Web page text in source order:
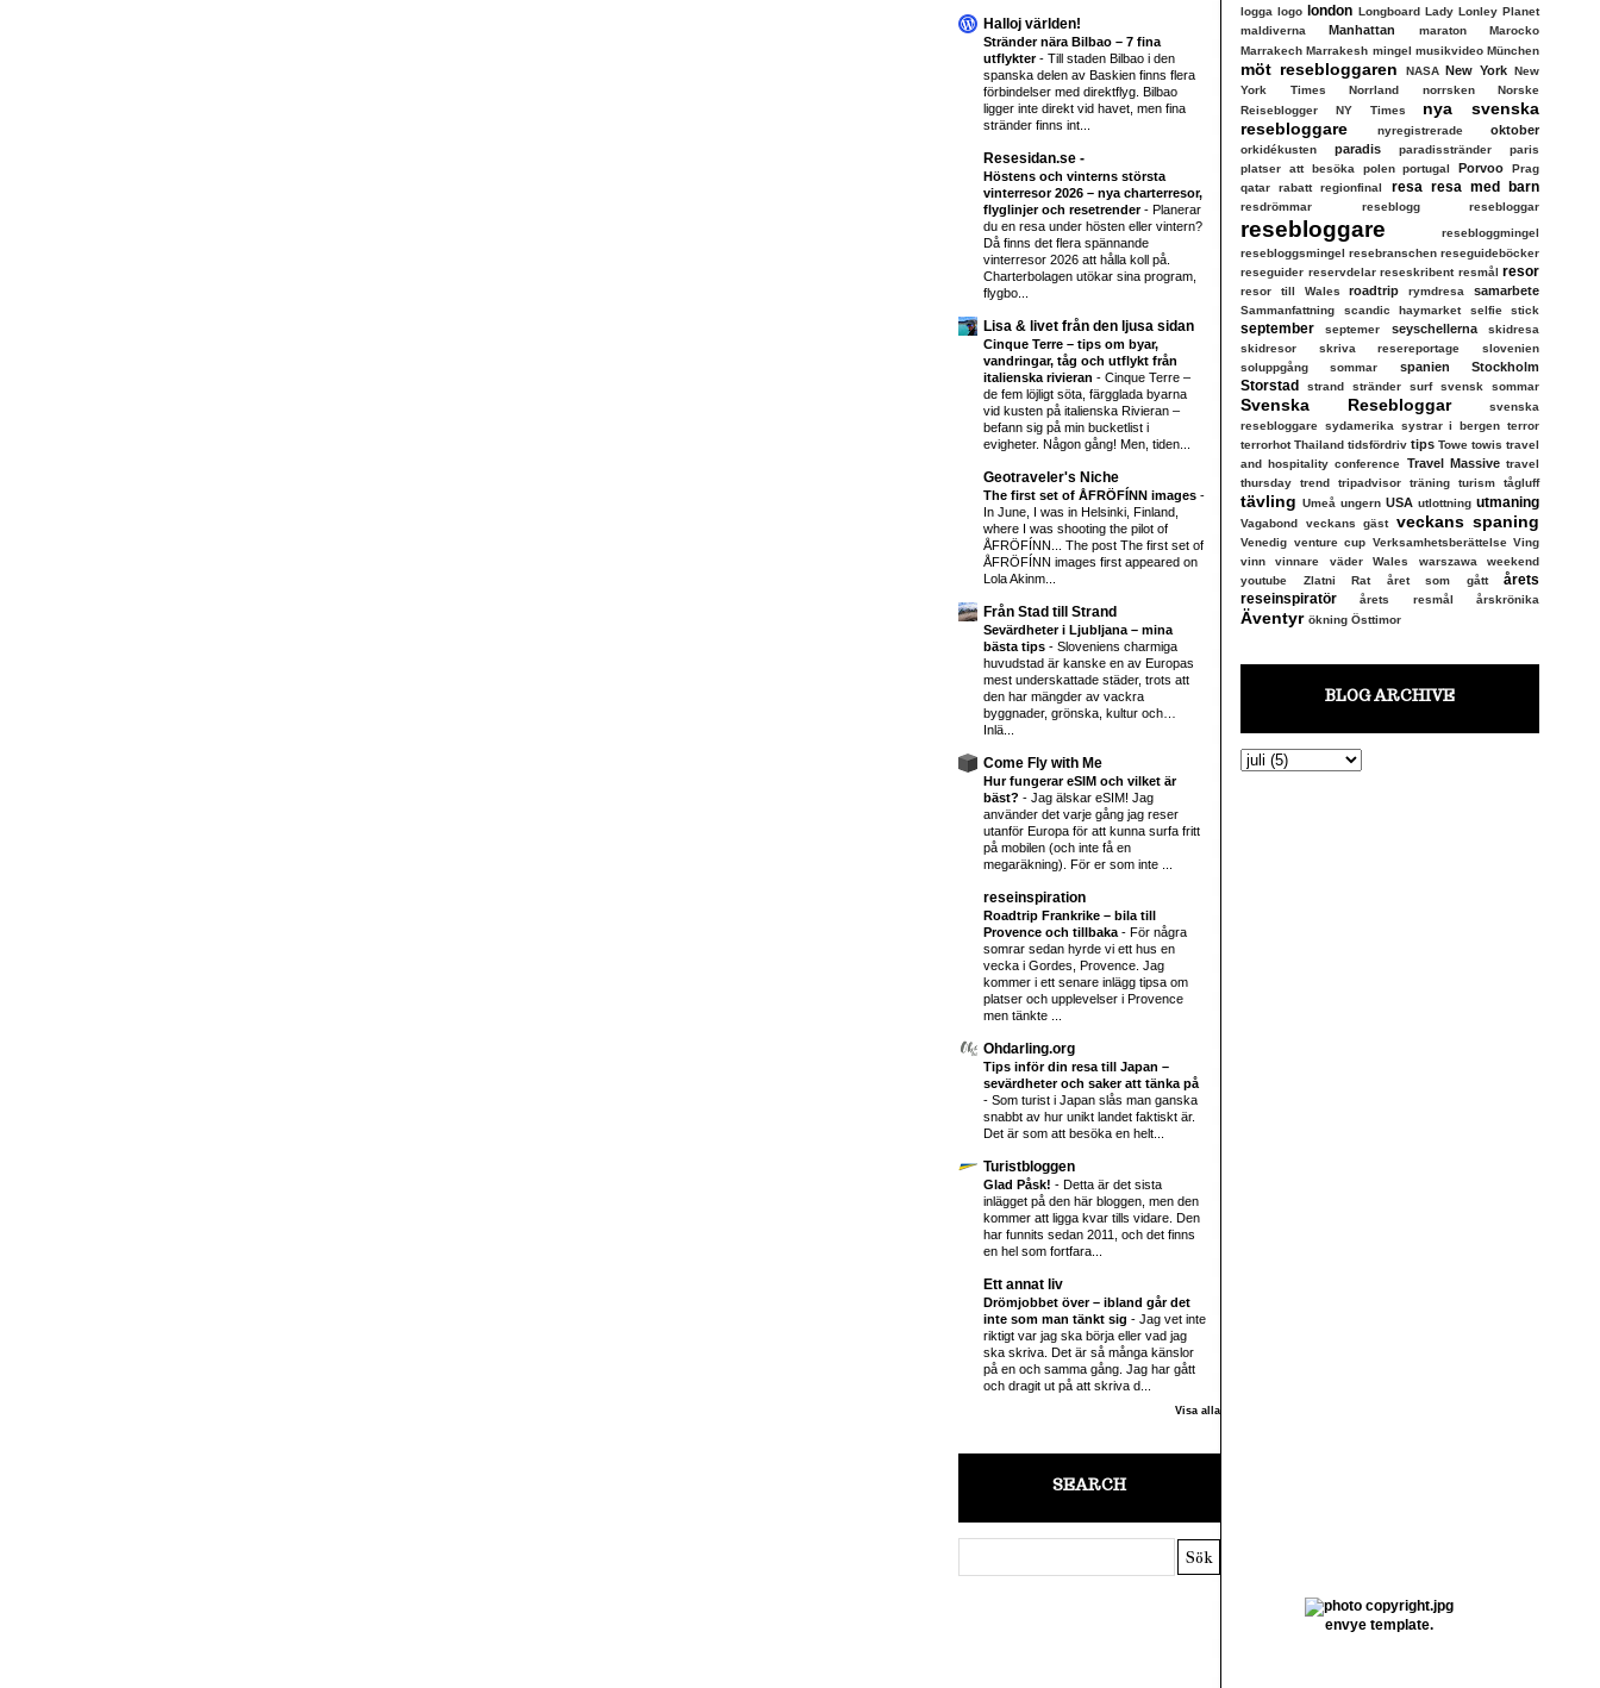
Halloj världen!
Stränder nära Bilbao – 7 fina
utflykter- Till staden Bilbao i den
spanska delen av Baskien finns flera
förbindelser med direktflyg. Bilbao
ligger inte direkt vid havet, men fina
stränder finns int...
Resesidan.se -
Höstens och vinterns största
vinterresor 2026 – nya charterresor,
flyglinjer och resetrender- Planerar
du en resa under hösten eller vintern?
Då finns det flera spännande
vinterresor 2026 att hålla koll på.
Charterbolagen utökar sina program,
flygbo...
Lisa & livet från den ljusa sidan
Cinque Terre – tips om byar,
vandringar, tåg och utflykt från
italienska rivieran - Cinque Terre –
de fem löjligt söta, färgglada byarna
vid kusten på italienska Rivieran –
befann sig på min bucketlist i
evigheter. Någon gång! Men, tiden...
Geotraveler's Niche
The first set of ÅFRÖFÍNN images -
In June, I was in Helsinki, Finland,
where I was shooting the pilot of
ÅFRÖFÍNN... The post The first set of
ÅFRÖFÍNN images first appeared on
Lola Akinm...
Från Stad till Strand
Sevärdheter i Ljubljana – mina
bästa tips - Sloveniens charmiga
huvudstad är kanske en av Europas
mest underskattade städer, trots att
den har mängder av vackra
byggnader, grönska, kultur och…
Inlä...
Come Fly with Me
Hur fungerar eSIM och vilket är
bäst? - Jag älskar eSIM! Jag
använder det varje gång jag reser
utanför Europa för att kunna surfa fritt
på mobilen (och inte få en
megaräkning). För er som inte ...
reseinspiration
Roadtrip Frankrike – bila till
Provence och tillbaka - För några
somrar sedan hyrde vi ett hus en
vecka i Gordes, Provence. Jag
kommer i ett senare inlägg tipsa om
platser och upplevelser i Provence
men tänkte ...
Ohdarling.org
Tips inför din resa till Japan –
sevärdheter och saker att tänka på
- Som turist i Japan slås man ganska
snabbt av hur unikt landet faktiskt är.
Det är som att besöka en helt...
Turistbloggen
Glad Påsk! - Detta är det sista
inlägget på den här bloggen, men den
kommer att ligga kvar tills vidare. Den
har funnits sedan 2011, och det finns
en hel som fortfara...
Ett annat liv
Drömjobbet över – ibland går det
inte som man tänkt sig - Jag vet inte
riktigt var jag ska börja eller vad jag
ska skriva. Det är så många känslor
på en och samma gång. Jag har gått
och dragit ut på att skriva d...
Visa alla
SEARCH
logga logo london Longboard Lady Lonley Planet
maldiverna
Manhattan maraton
Marocko
Marrakech Marrakesh mingel musikvideo München
möt resebloggaren NASA New York New
York Times
Norrland norrsken
Norske
Reiseblogger
NY Times
nya svenska
resebloggare
nyregistrerade oktober
orkidékusten paradis paradisstränder
paris
platser att besöka
polen portugal Porvoo
Prag
qatar
rabatt regionfinal resa resa med barn
resdrömmar reseblogg resebloggar
resebloggare
resebloggmingel
resebloggsmingel resebranschen reseguideböcker
reseguider reservdelar reseskribent resmål resor
resor till Wales roadtrip rymdresa samarbete
Sammanfattning scandic haymarket selfie stick
september septemer seyschellerna
skidresa
skidresor
skriva resereportage
slovenien
soluppgång
sommar spanien Stockholm
Storstad strand stränder surf svensk sommar
Svenska Resebloggar
svenska
resebloggare sydamerika systrar i bergen terror
terrorhot Thailand tidsfördriv tips Towe towis travel
and hospitality conference Travel Massive travel
thursday
trend tripadvisor träning turism tågluff
tävling Umeå ungern USA utlottning utmaning
Vagabond veckans gäst veckans spaning
Venedig venture cup Verksamhetsberättelse Ving
vinn
vinnare väder Wales warszawa
weekend
youtube
Zlatni Rat året som gått
årets
reseinspiratör
årets resmål årskrönika
Äventyr ökning Östtimor
BLOG ARCHIVE
envye template.